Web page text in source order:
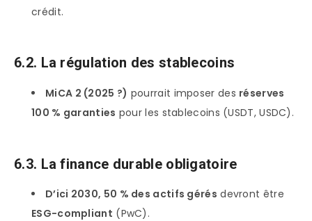
crédit.
6.2. La régulation des stablecoins
MiCA 2 (2025 ?) pourrait imposer des réserves
100 % garanties pour les stablecoins (USDT, USDC).
6.3. La finance durable obligatoire
D’ici 2030, 50 % des actifs gérés devront être
ESG-compliant (PwC).